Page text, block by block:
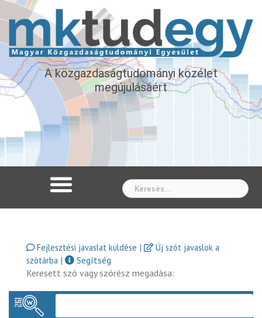
A közgazdaságtudományi közélet
megújulásáért
Fejlesztési javaslat küldése |
Új szót javaslok a
szótárba |
Segítség
Keresett szó vagy szórész megadása: